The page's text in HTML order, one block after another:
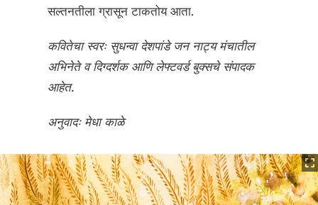
सल्तनतीला ग्रासून टाकतोय आता.
कवितेचा स्वरः सुधन्वा देशपांडे जन नाट्य मंचातील
अभिनेते व दिग्दर्शक आणि लेफ्टवर्ड बुक्सचे संपादक
आहेत.
अनुवादः मेधा काळे